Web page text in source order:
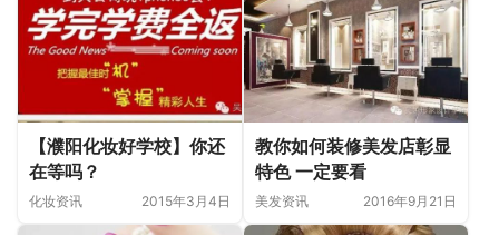
【濮阳化妆好学校】你还
在等吗？
化妆资讯 2015年3月4日
教你如何装修美发店彰显
特色 一定要看
美发资讯 2016年9月21日